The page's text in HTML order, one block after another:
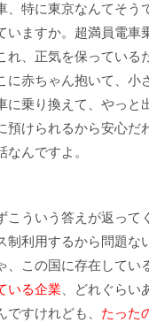
、特に東京なんてそう
いますか。超満員電車
れ、正気を保っている
に赤ちゃん抱いて、小
に乗り換えて、やっと
預けられるから安心だ
なんですよ。
こういう答えが返って
制利用するから問題な
、この国に存在してい
いる企業 、どれぐら
すけれども、 たった